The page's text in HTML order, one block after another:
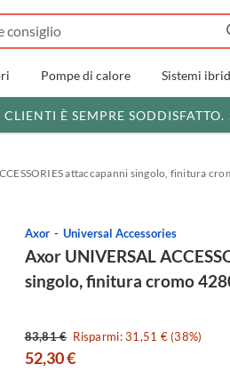
Pompe di calore Sistemi
È SEMPRE SODDISFATTO.
attaccapanni singolo, finitura
Axor Universal Accessories
Axor UNIVERSAL
singolo, finitura cromo
52,30 €
83,81 € Risparmi: 31,51 € (38%)